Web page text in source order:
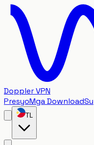
Doppler VPN
PresyoMga Download
TL